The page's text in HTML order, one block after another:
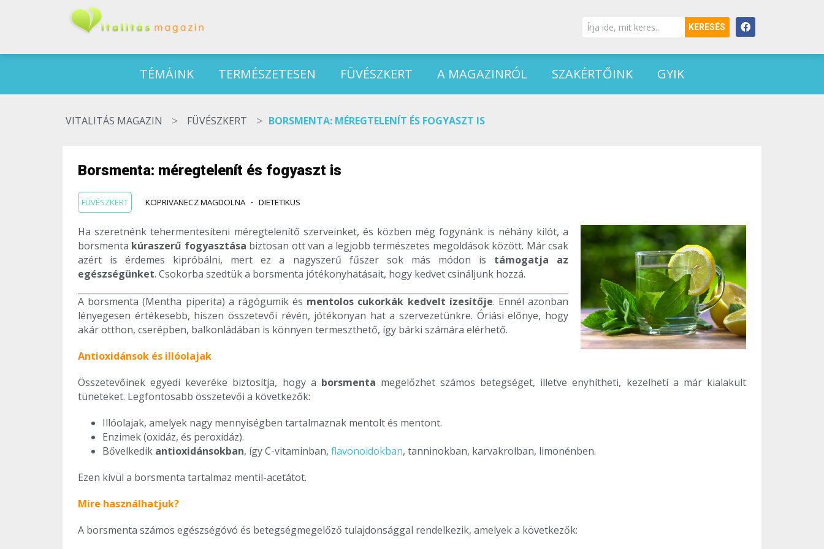
KERESÉS
TÉMÁINK TERMÉSZETESEN FÜVÉSZKERT A MAGAZINRÓL SZAKÉRTŐINK GYIK
VITALITÁS MAGAZIN > FÜVÉSZKERT > BORSMENTA: MÉREGTELENÍT ÉS FOGYASZT IS
Borsmenta: méregtelenít és fogyaszt is
FÜVÉSZKERT KOPRIVANECZ MAGDOLNA DIETETIKUS
Ha szeretnénk tehermentesíteni méregtelenítő szerveinket, és közben még fogynánk is néhány kilót, a
borsmenta kúraszerű fogyasztása biztosan ott van a legjobb természetes megoldások között. Már csak
azért is érdemes kipróbálni, mert ez a nagyszerű fűszer sok más módon is támogatja az
egészségünket. Csokorba szedtük a borsmenta jótékonyhatásait, hogy kedvet csináljunk hozzá.
A borsmenta (Mentha piperita) a rágógumik és mentolos cukorkák kedvelt ízesítője. Ennél azonban
lényegesen értékesebb, hiszen összetevői révén, jótékonyan hat a szervezetünkre. Óriási előnye, hogy
akár otthon, cserépben, balkonládában is könnyen termeszthető, így bárki számára elérhető.
Antioxidánsok és illóolajak
Összetevőinek egyedi keveréke biztosítja, hogy a borsmenta megelőzhet számos betegséget, illetve enyhítheti, kezelheti a már kialakult
tüneteket. Legfontosabb összetevői a következők:
Illóolajak, amelyek nagy mennyiségben tartalmaznak mentolt és mentont.
Enzimek (oxidáz, és peroxidáz).
Bővelkedik antioxidánsokban, így C-vitaminban, flavonoidokban, tanninokban, karvakrolban, limonénben.
Ezen kívül a borsmenta tartalmaz mentil-acetátot.
Mire használhatjuk?
A borsmenta számos egészségóvó és betegségmegelőző tulajdonsággal rendelkezik, amelyek a következők: